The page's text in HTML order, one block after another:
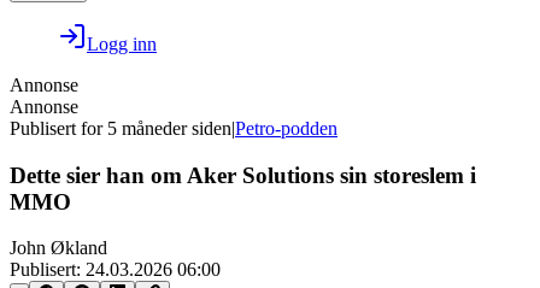
Logg inn
Annonse
Annonse
Publisert for 5 måneder siden|Petro-podden
Dette sier han om Aker Solutions sin storeslem i
MMO
John Økland
Publisert: 24.03.2026 06:00